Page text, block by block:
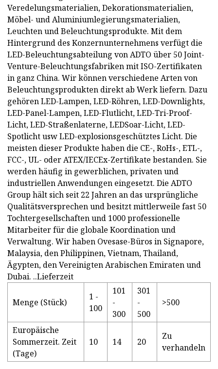
Veredelungsmaterialien, Dekorationsmaterialien,
Möbel- und Aluminiumlegierungsmaterialien,
Leuchten und Beleuchtungsprodukte. Mit dem
Hintergrund des Konzernunternehmens verfügt die
LED-Beleuchtungsabteilung von ADTO über 50 Joint-
Venture-Beleuchtungsfabriken mit ISO-Zertifikaten
in ganz China. Wir können verschiedene Arten von
Beleuchtungsprodukten direkt ab Werk liefern. Dazu
gehören LED-Lampen, LED-Röhren, LED-Downlights,
LED-Panel-Lampen, LED-Flutlicht, LED-Tri-Proof-
Licht, LED-Straßenlaterne, LEDSoar-Licht, LED-
Spotlicht usw LED-explosionsgeschütztes Licht. Die
meisten dieser Produkte haben die CE-, RoHs-, ETL-,
FCC-, UL- oder ATEX/IECEx-Zertifikate bestanden. Sie
werden häufig in gewerblichen, privaten und
industriellen Anwendungen eingesetzt. Die ADTO
Group hält sich seit 22 Jahren an das ursprüngliche
Qualitätsversprechen und besitzt mittlerweile fast 50
Tochtergesellschaften und 1000 professionelle
Mitarbeiter für die globale Koordination und
Verwaltung. Wir haben Ovesase-Büros in Signapore,
Malaysia, den Philippinen, Vietnam, Thailand,
Ägypten, den Vereinigten Arabischen Emiraten und
Dubai. ..Lieferzeit
Menge (Stück)
1 -
100
101
-
300
301
-
500
>500
Europäische
Sommerzeit. Zeit
(Tage)
10 14 20
Zu
verhandeln